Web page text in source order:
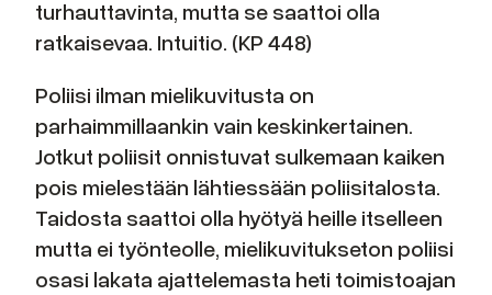
turhauttavinta, mutta se saattoi olla
ratkaisevaa. Intuitio. (KP 448)
Poliisi ilman mielikuvitusta on
parhaimmillaankin vain keskinkertainen.
Jotkut poliisit onnistuvat sulkemaan kaiken
pois mielestään lähtiessään poliisitalosta.
Taidosta saattoi olla hyötyä heille itselleen
mutta ei työnteolle, mielikuvitukseton poliisi
osasi lakata ajattelemasta heti toimistoajan